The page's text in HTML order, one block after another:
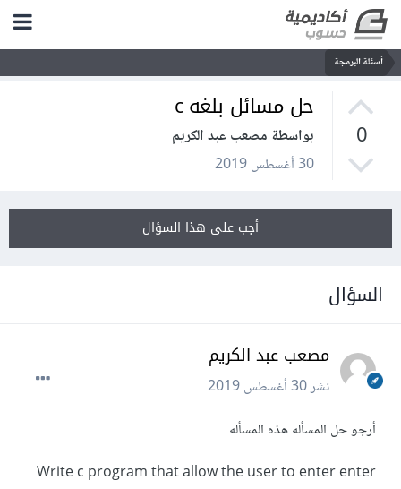
أسئلة البرمجة
0
حل مسائل بلغه c
بواسطة مصعب عبد الكريم
30 أغسطس 2019
أجب على هذا السؤال
السؤال
مصعب عبد الكريم
نشر30 أغسطس 2019
أرجو حل المسأله هذه المسأله
Write c program that allow the user to enter enter